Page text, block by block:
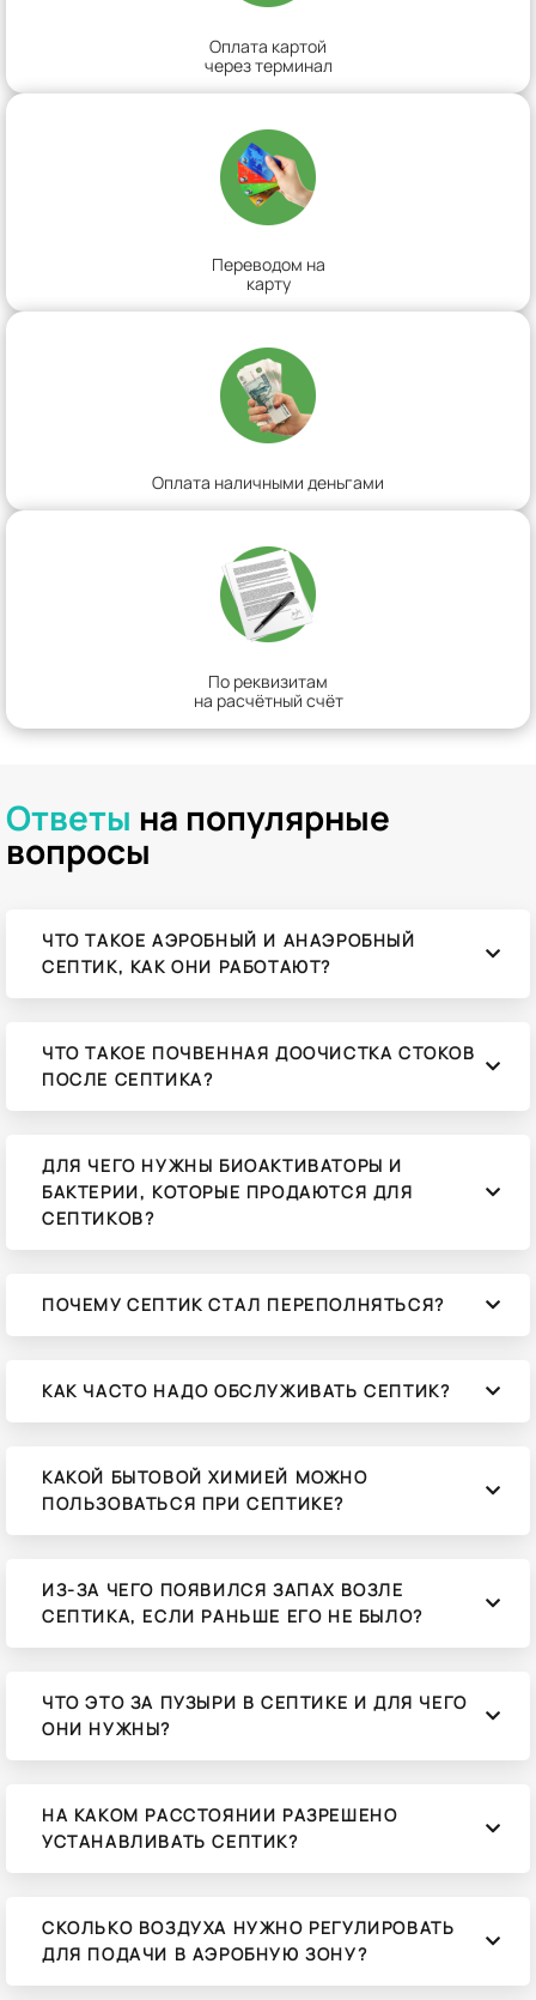
Оплата картой
через терминал
Переводом на
карту
Оплата наличными деньгами
По реквизитам
на расчётный счёт
Ответы на популярные
вопросы
ЧТО ТАКОЕ АЭРОБНЫЙ И АНАЭРОБНЫЙ
СЕПТИК, КАК ОНИ РАБОТАЮТ?
ЧТО ТАКОЕ ПОЧВЕННАЯ ДООЧИСТКА СТОКОВ
ПОСЛЕ СЕПТИКА?
ДЛЯ ЧЕГО НУЖНЫ БИОАКТИВАТОРЫ И
БАКТЕРИИ, КОТОРЫЕ ПРОДАЮТСЯ ДЛЯ
СЕПТИКОВ?
ПОЧЕМУ СЕПТИК СТАЛ ПЕРЕПОЛНЯТЬСЯ?
КАК ЧАСТО НАДО ОБСЛУЖИВАТЬ СЕПТИК?
КАКОЙ БЫТОВОЙ ХИМИЕЙ МОЖНО
ПОЛЬЗОВАТЬСЯ ПРИ СЕПТИКЕ?
ИЗ-ЗА ЧЕГО ПОЯВИЛСЯ ЗАПАХ ВОЗЛЕ
СЕПТИКА, ЕСЛИ РАНЬШЕ ЕГО НЕ БЫЛО?
ЧТО ЭТО ЗА ПУЗЫРИ В СЕПТИКЕ И ДЛЯ ЧЕГО
ОНИ НУЖНЫ?
НА КАКОМ РАССТОЯНИИ РАЗРЕШЕНО
УСТАНАВЛИВАТЬ СЕПТИК?
СКОЛЬКО ВОЗДУХА НУЖНО РЕГУЛИРОВАТЬ
ДЛЯ ПОДАЧИ В АЭРОБНУЮ ЗОНУ?